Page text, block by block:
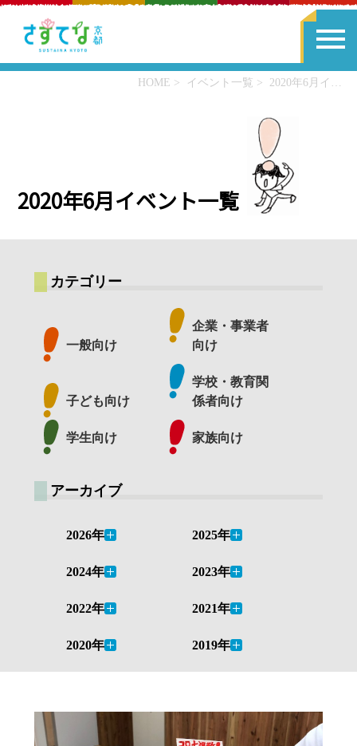
HOME イベント一覧
2020年6月イベント一覧
カテゴリー
一般向け
企業・事業者
向け
子ども向け
学校・教育関
係者向け
学生向け 家族向け
アーカイブ
2026年 2025年
2024年 2023年
2022年 2021年
2020年 2019年